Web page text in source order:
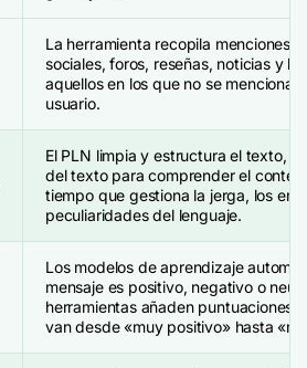
La herramienta recopila menciones
sociales, foros, reseñas, noticias y
aquellos en los que no se menciona
usuario.
El PLN limpia y estructura el texto,
del texto para comprender el
tiempo que gestiona la jerga, los
peculiaridades del lenguaje.
Los modelos de aprendizaje
mensaje es positivo, negativo o
herramientas añaden puntuaciones
van desde «muy positivo» hasta